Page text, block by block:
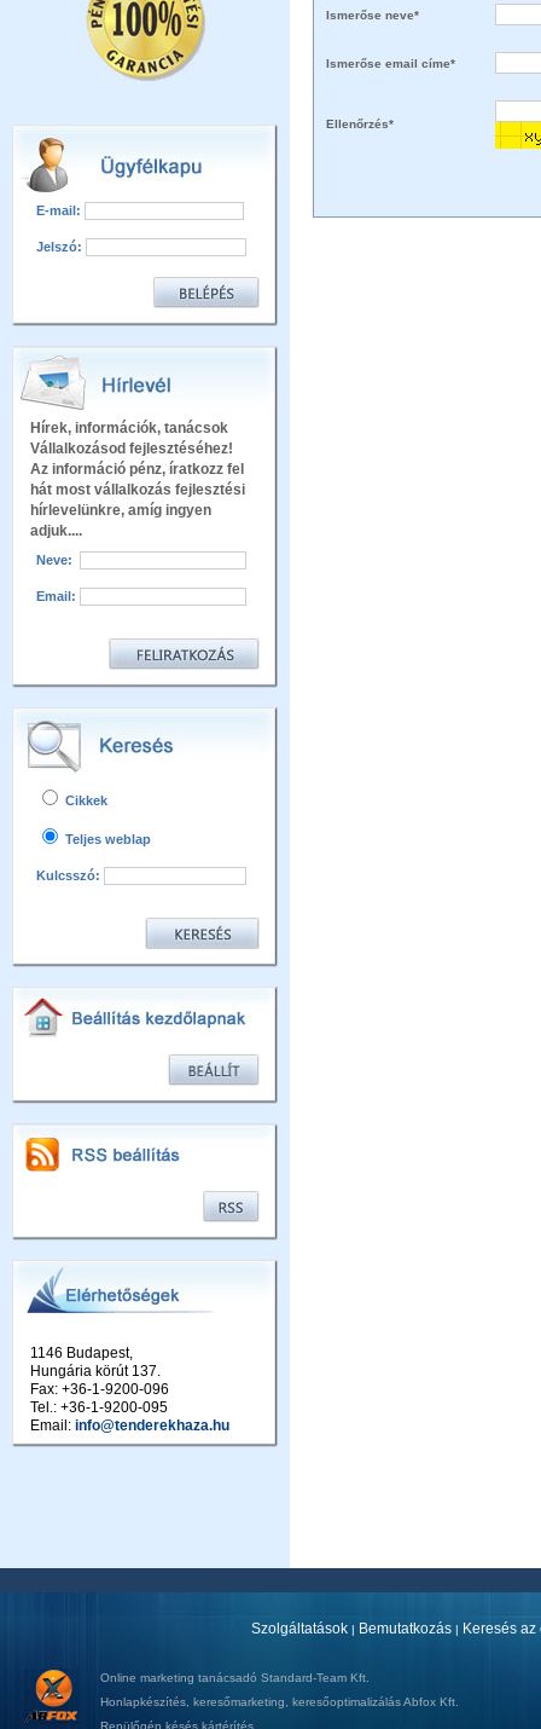
E-mail:
Jelszó:
Hírek, információk, tanácsok
Vállalkozásod fejlesztéséhez!
Az információ pénz, íratkozz fel
hát most vállalkozás fejlesztési
hírlevelünkre, amíg ingyen
adjuk....
Neve:
Email:
Cikkek
Teljes weblap
Kulcsszó:
1146 Budapest,
Hungária körút 137.
Fax: +36-1-9200-096
Tel.: +36-1-9200-095
Email: info@tenderekhaza.hu
Ismerőse neve*
Ismerőse email címe*
Ellenőrzés*
Szolgáltatások | Bemutatkozás | Keresés
Online marketing tanácsadó Standard-Team Kft.
Honlapkészítés keresőmarketing keresőoptimalizálásAbfox Kft.
Repülőgép késés kártérítés